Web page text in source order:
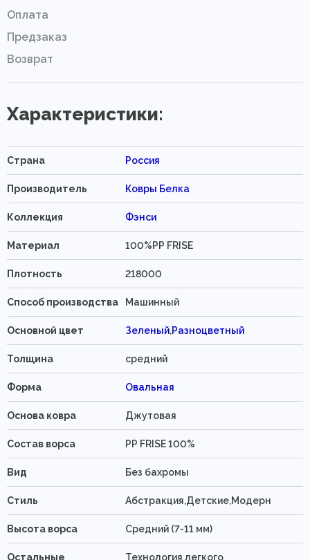
Оплата
Предзаказ
Возврат
Характеристики:
Страна Россия
Производитель Ковры Белка
Коллекция Фэнси
Материал 100%PP FRISE
Плотность 218000
Способ производства Машинный
Основной цвет Зеленый,Разноцветный
Толщина средний
Форма Овальная
Основа ковра Джутовая
Состав ворса PP FRISE 100%
Вид Без бахромы
Стиль Абстракция,Детские,Модерн
Высота ворса Средний (7-11 мм)
Остальные Технология легкого